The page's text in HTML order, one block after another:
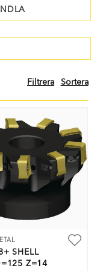
Filtrera Sortera
SHELL
Z=14